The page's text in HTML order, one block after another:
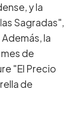
y la
Sagradas",
la
de
"El Precio
de